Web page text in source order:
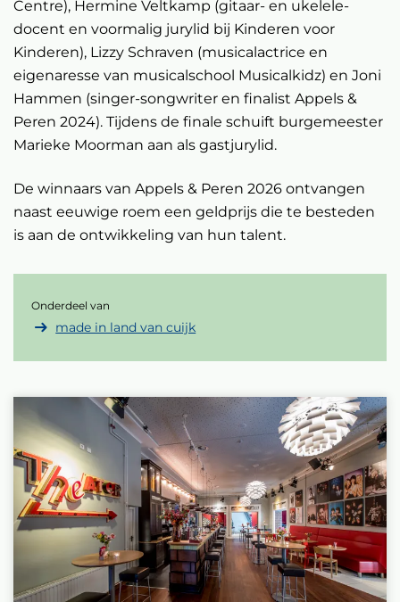
Centre), Hermine Veltkamp (gitaar- en ukelele-
docent en voormalig jurylid bij Kinderen voor
Kinderen), Lizzy Schraven (musicalactrice en
eigenaresse van musicalschool Musicalkidz) en Joni
Hammen (singer-songwriter en finalist Appels &
Peren 2024). Tijdens de finale schuift burgemeester
Marieke Moorman aan als gastjurylid.
De winnaars van Appels & Peren 2026 ontvangen
naast eeuwige roem een geldprijs die te besteden
is aan de ontwikkeling van hun talent.
Onderdeel van
made in land van cuijk